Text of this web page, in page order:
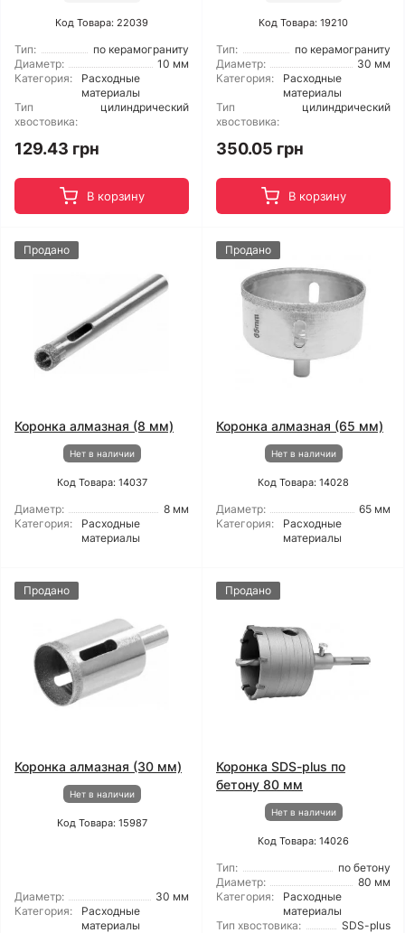
Код Товара: 22039
Тип:
по керамограниту
Диаметр:
10 мм
Категория:
Расходные
материалы
Тип
хвостовика:
цилиндрический
129.43 грн
В корзину
Код Товара: 19210
Тип:
по керамограниту
Диаметр:
30 мм
Категория:
Расходные
материалы
Тип
хвостовика:
цилиндрический
350.05 грн
В корзину
Продано
Коронка алмазная (8 мм)
Нет в наличии
Код Товара: 14037
Диаметр:
8 мм
Категория:
Расходные
материалы
Продано
Коронка алмазная (65 мм)
Нет в наличии
Код Товара: 14028
Диаметр:
65 мм
Категория:
Расходные
материалы
Продано
Коронка алмазная (30 мм)
Нет в наличии
Код Товара: 15987
Диаметр:
30 мм
Категория:
Расходные
материалы
Продано
Коронка SDS-plus по
бетону 80 мм
Нет в наличии
Код Товара: 14026
Тип:
по бетону
Диаметр:
80 мм
Категория:
Расходные
материалы
Тип хвостовика:
SDS-plus